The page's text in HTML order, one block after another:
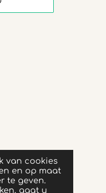
van cookies
en op maat
te geven.
gaat u